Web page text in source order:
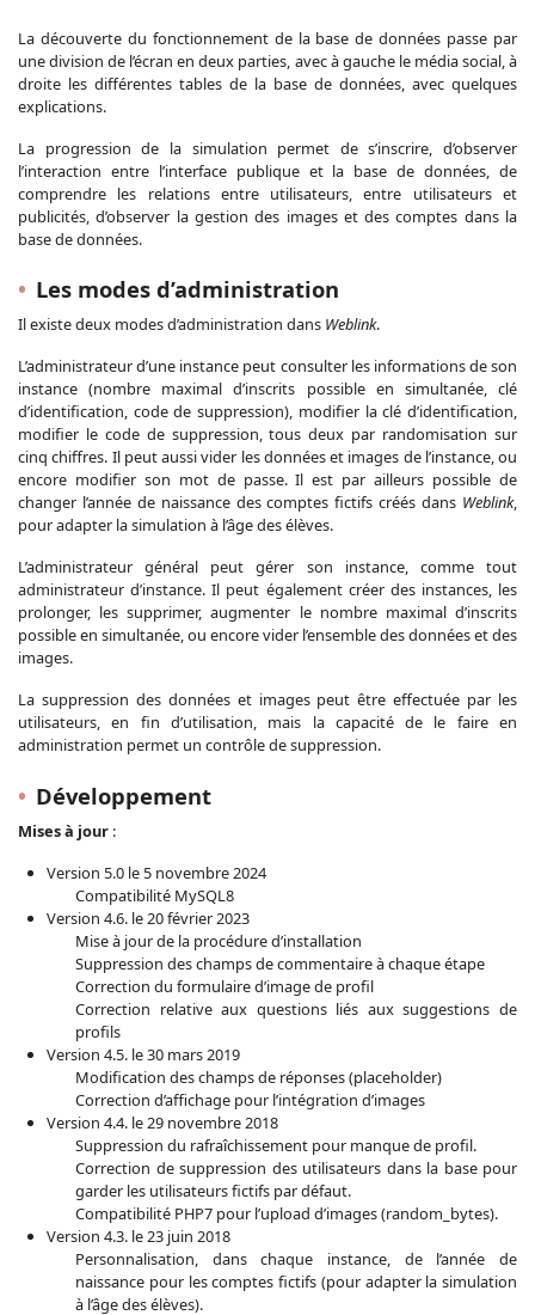
La découverte du fonctionnement de la base de données passe par
une division de l’écran en deux parties, avec à gauche le média social, à
droite les différentes tables de la base de données, avec quelques
explications.
La progression de la simulation permet de s’inscrire, d’observer
l’interaction entre l’interface publique et la base de données, de
comprendre les relations entre utilisateurs, entre utilisateurs et
publicités, d’observer la gestion des images et des comptes dans la
base de données.
Les modes d’administration
Il existe deux modes d’administration dans Weblink.
L’administrateur d’une instance peut consulter les informations de son
instance (nombre maximal d’inscrits possible en simultanée, clé
d’identification, code de suppression), modifier la clé d’identification,
modifier le code de suppression, tous deux par randomisation sur
cinq chiffres. Il peut aussi vider les données et images de l’instance, ou
encore modifier son mot de passe. Il est par ailleurs possible de
changer l’année de naissance des comptes fictifs créés dans Weblink,
pour adapter la simulation à l’âge des élèves.
L’administrateur général peut gérer son instance, comme tout
administrateur d’instance. Il peut également créer des instances, les
prolonger, les supprimer, augmenter le nombre maximal d’inscrits
possible en simultanée, ou encore vider l’ensemble des données et des
images.
La suppression des données et images peut être effectuée par les
utilisateurs, en fin d’utilisation, mais la capacité de le faire en
administration permet un contrôle de suppression.
Développement
Mises à jour :
Version 5.0 le 5 novembre 2024
Compatibilité MySQL8
Version 4.6. le 20 février 2023
Mise à jour de la procédure d’installation
Suppression des champs de commentaire à chaque étape
Correction du formulaire d’image de profil
Correction relative aux questions liés aux suggestions de
profils
Version 4.5. le 30 mars 2019
Modification des champs de réponses (placeholder)
Correction d’affichage pour l’intégration d’images
Version 4.4. le 29 novembre 2018
Suppression du rafraîchissement pour manque de profil.
Correction de suppression des utilisateurs dans la base pour
garder les utilisateurs fictifs par défaut.
Compatibilité PHP7 pour l’upload d’images (random_bytes).
Version 4.3. le 23 juin 2018
Personnalisation, dans chaque instance, de l’année de
naissance pour les comptes fictifs (pour adapter la simulation
à l’âge des élèves).